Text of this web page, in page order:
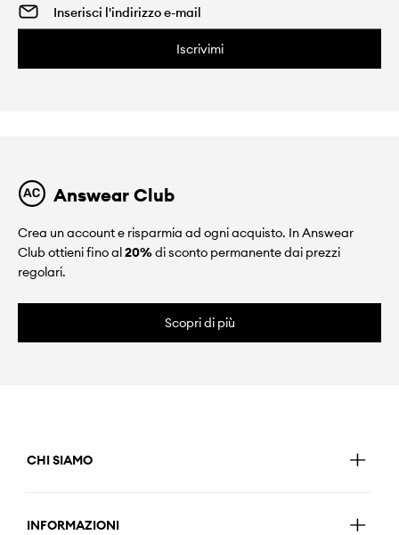
Iscrivimi
Answear Club
Crea un account e risparmia ad ogni acquisto. In Answear
Club ottieni fino al20%di sconto permanente dai prezzi
regolari.
Scopri di più
CHI SIAMO
INFORMAZIONI